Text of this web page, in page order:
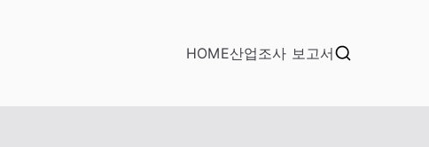
HOME산업조사 보고서